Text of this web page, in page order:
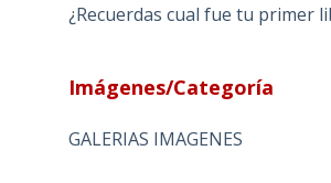
¿Recuerdas cual fue tu primer
Imágenes/Categoría
GALERIAS IMAGENES